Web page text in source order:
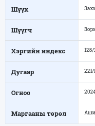
Шүүх
Шүүгч
Хэргийн индекс
Дугаар
Огноо
Маргааны төрөл